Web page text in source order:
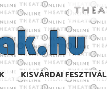
KISVÁRDAI FESZTIVÁL